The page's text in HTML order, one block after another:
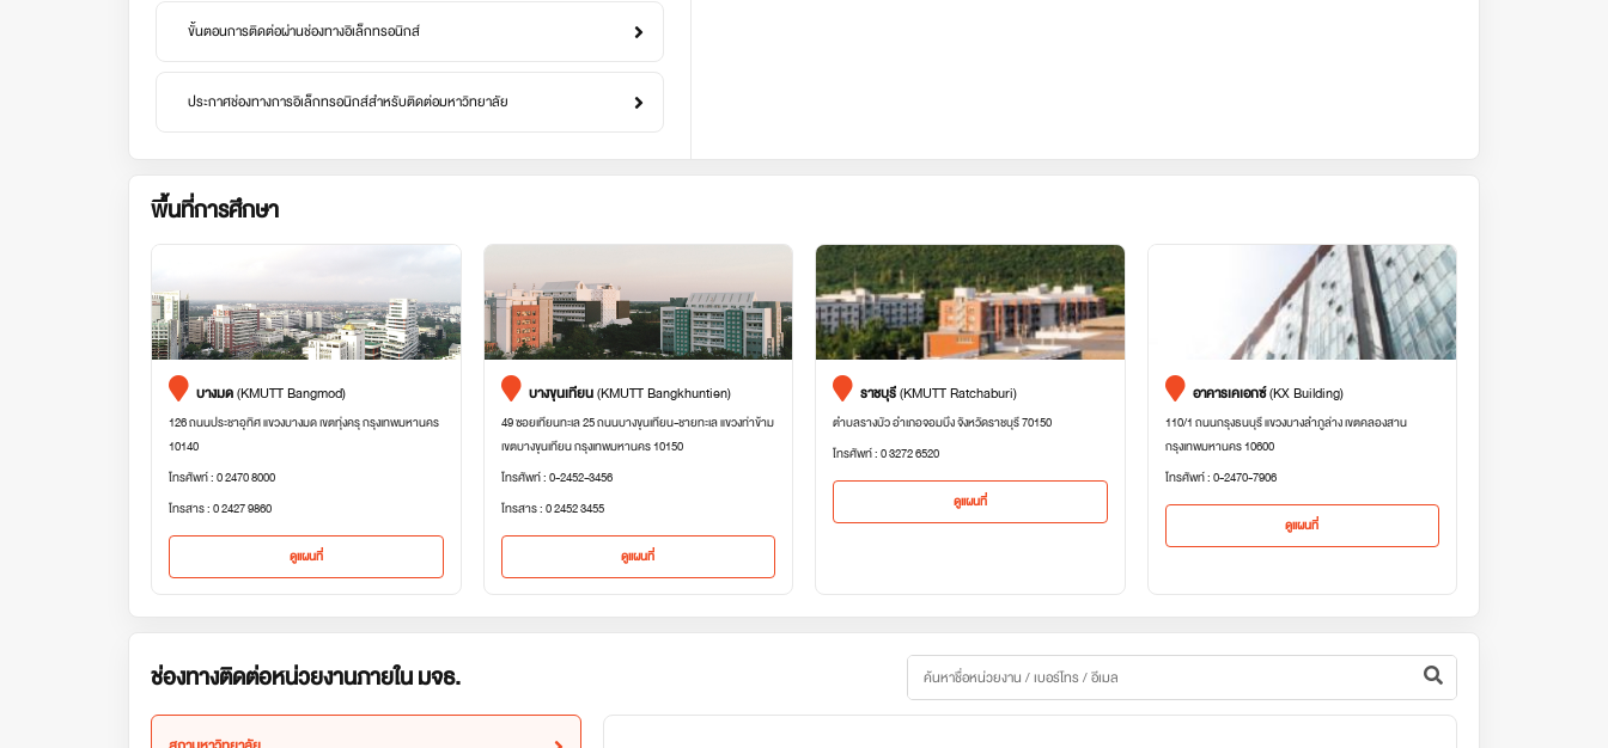
ขั้นตอนการติดต่อผ่านช่องทางอิเล็กทรอนิกส์
ประกาศช่องทางการอิเล็กทรอนิกส์สำหรับติดต่อมหาวิทยาลัย
พื้นที่การศึกษา
บางมด(KMUTT Bangmod)
126 ถนนประชาอุทิศ แขวงบางมด เขตทุ่งครุ กรุงเทพมหานคร
10140
โทรศัพท์ : 0 2470 8000
โทรสาร : 0 2427 9860
ดูแผนที่
บางขุนเทียน(KMUTT Bangkhuntien)
49 ซอยเทียนทะเล 25 ถนนบางขุนเทียน-ชายทะเล แขวงท่าข้าม
เขตบางขุนเทียน กรุงเทพมหานคร 10150
โทรศัพท์ : 0-2452-3456
โทรสาร : 0 2452 3455
ดูแผนที่
ราชบุรี(KMUTT Ratchaburi)
ตำบลรางบัว อำเภอจอมบึง จังหวัดราชบุรี 70150
โทรศัพท์ : 0 3272 6520
ดูแผนที่
อาคารเคเอกซ์(KX Building)
110/1 ถนนกรุงธนบุรี แขวงบางลำภูล่าง เขตคลองสาน
กรุงเทพมหานคร 10600
โทรศัพท์ : 0-2470-7906
ดูแผนที่
ช่องทางติดต่อหน่วยงานภายใน มจธ.